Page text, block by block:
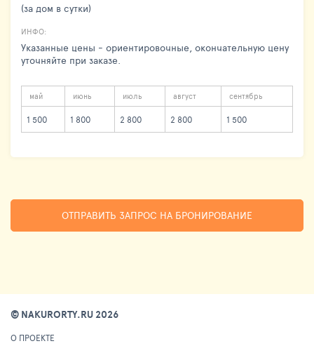
(за дом в сутки)
ИНФО:
Указанные цены - ориентировочные, окончательную цену
уточняйте при заказе.
май июнь июль август сентябрь
1 500 1 800 2 800 2 800 1 500
ОТПРАВИТЬ ЗАПРОС НА БРОНИРОВАНИЕ
© NAKURORTY.RU 2026
О ПРОЕКТЕ